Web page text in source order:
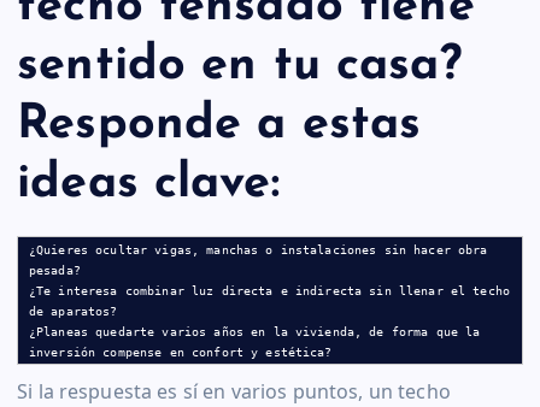
sentido en tu casa?
Responde a estas
ideas clave:
¿Quieres ocultar vigas, manchas o instalaciones sin hacer obra
pesada?
¿Te interesa combinar luz directa e indirecta sin llenar el techo
de aparatos?
¿Planeas quedarte varios años en la vivienda, de forma que la
inversión compense en confort y estética?
Si la respuesta es sí en varios puntos, un techo